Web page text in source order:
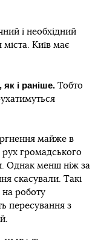
і необхідний
Київ має
, як і раніше. Тобто
майже в
рух громадського
Однак менш ніж за
скасували. Такі
роботу
пересування з